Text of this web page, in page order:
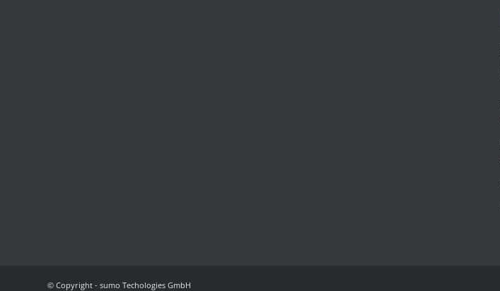
© Copyright - sumo Techologies GmbH